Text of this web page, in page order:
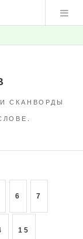
СКАНВОРДЫ
6 7
15